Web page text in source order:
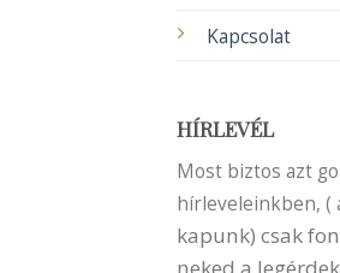
Kapcsolat
HÍRLEVÉL
Most biztos azt
hírleveleinkben, (
kapunk) csak